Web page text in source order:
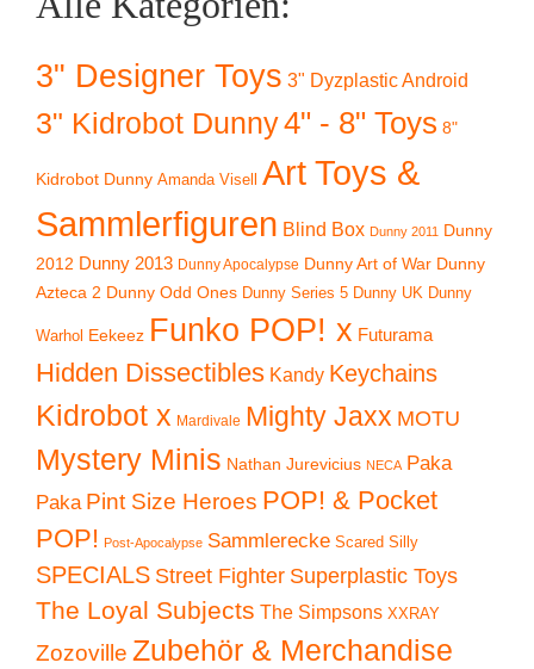
3" Designer Toys 3" Dyzplastic Android
3" Kidrobot Dunny4" - 8" Toys 8"
Kidrobot Dunny Amanda Visell
Art Toys &
Sammlerfiguren Blind Box Dunny 2011
Dunny
2012 Dunny 2013 Dunny Apocalypse Dunny Art of War Dunny
Azteca 2 Dunny Odd Ones Dunny Series 5 Dunny UK Dunny
Warhol Eekeez Funko POP! x Futurama
Hidden Dissectibles Kandy Keychains
Kidrobot x Mardivale Mighty Jaxx MOTU
Mystery Minis Nathan Jurevicius NECA Paka
Paka Pint Size Heroes POP! & Pocket
POP! Post-Apocalypse Sammlerecke Scared Silly
SPECIALS Street Fighter Superplastic Toys
The Loyal Subjects The Simpsons XXRAY
Zozoville Zubehör & Merchandise